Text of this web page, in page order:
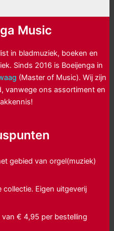
Music
in bladmuziek, boeken en
Sinds 2016 is Boeijenga in
(Master of Music). Wij zijn
vanwege ons assortiment en
gebied van orgel(muziek)
collectie. Eigen uitgeverij
€ 4,95 per bestelling